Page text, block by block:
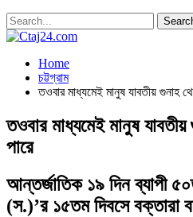
Home
চট্টগ্রাম
তওবার মাধ্যমেই মানুষ যাবতীয় গুনাহ
তওবার মাধ্যমেই মানুষ
পারে
আন্তর্জাতিক ১৯ দিন ব্যাপী
(স.)’র ১৫তম দিবসে বক্তারা